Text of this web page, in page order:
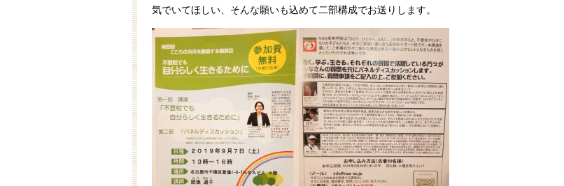
気でいてほしい、そんな願いも込めて二部構成でお送りします。